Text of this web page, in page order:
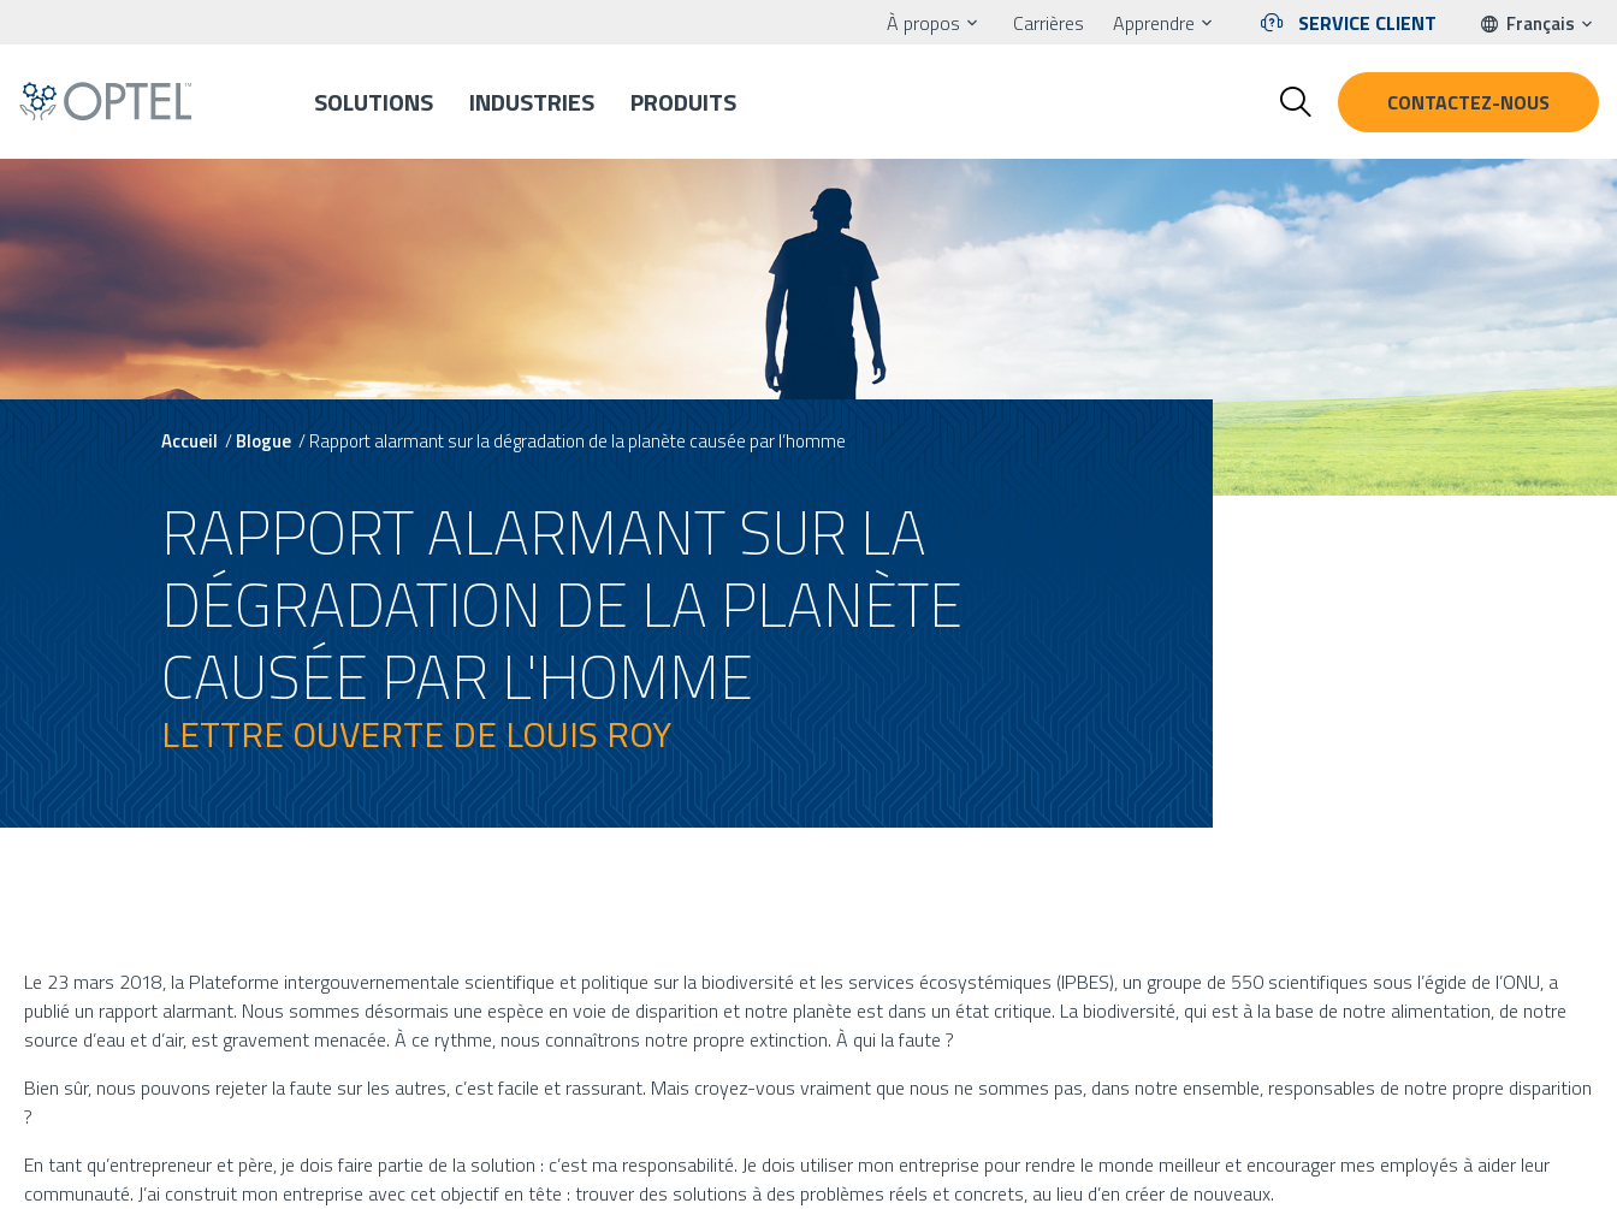
À propos Carrières Apprendre SERVICE CLIENT Français
SOLUTIONS INDUSTRIES PRODUITS CONTACTEZ-NOUS
Accueil /Blogue /Rapport alarmant sur la dégradation de la planète causée par l’homme
RAPPORT ALARMANT SUR LA
DÉGRADATION DE LA PLANÈTE
CAUSÉE PAR L'HOMME
LETTRE OUVERTE DE LOUIS ROY
Le 23 mars 2018, la Plateforme intergouvernementale scientifique et politique sur la biodiversité et les services écosystémiques (IPBES), un groupe de 550 scientifiques sous l’égide de l’ONU, a
publié un rapport alarmant. Nous sommes désormais une espèce en voie de disparition et notre planète est dans un état critique. La biodiversité, qui est à la base de notre alimentation, de notre
source d’eau et d’air, est gravement menacée. À ce rythme, nous connaîtrons notre propre extinction. À qui la faute ?
Bien sûr, nous pouvons rejeter la faute sur les autres, c’est facile et rassurant. Mais croyez-vous vraiment que nous ne sommes pas, dans notre ensemble, responsables de notre propre disparition
?
En tant qu’entrepreneur et père, je dois faire partie de la solution : c’est ma responsabilité. Je dois utiliser mon entreprise pour rendre le monde meilleur et encourager mes employés à aider leur
communauté. J’ai construit mon entreprise avec cet objectif en tête : trouver des solutions à des problèmes réels et concrets, au lieu d’en créer de nouveaux.